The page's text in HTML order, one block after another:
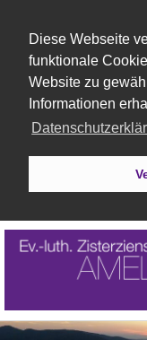
Diese Webseite
funktionale
Website zu
Informationen